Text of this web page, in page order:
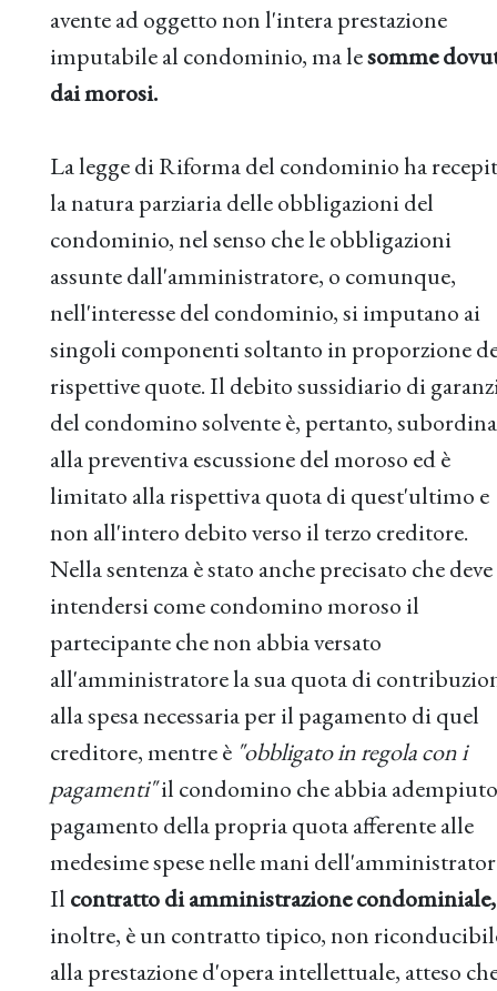
avente ad oggetto non l'intera prestazione
imputabile al condominio, ma lesomme
dai morosi.
La legge di Riforma del condominio ha
la natura parziaria delle obbligazioni del
condominio, nel senso che le obbligazioni
assunte dall'amministratore, o comunque,
nell'interesse del condominio, si imputano ai
singoli componenti soltanto in proporzione
rispettive quote. Il debito sussidiario di
del condomino solvente è, pertanto,
alla preventiva escussione del moroso ed è
limitato alla rispettiva quota di quest'ultimo e
non all'intero debito verso il terzo creditore.
Nella sentenza è stato anche precisato che deve
intendersi come condomino moroso il
partecipante che non abbia versato
all'amministratore la sua quota di
alla spesa necessaria per il pagamento di quel
creditore, mentre è "obbligato in regola con i
pagamenti"il condomino che abbia
pagamento della propria quota afferente alle
medesime spese nelle mani
Il contratto di amministrazione condominiale,
inoltre, è un contratto tipico, non
alla prestazione d'opera intellettuale, atteso